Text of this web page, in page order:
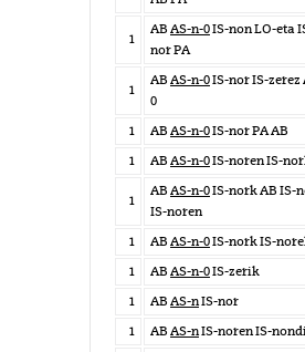
1
AB AS-n-0IS-non LO-eta
nor PA
1
AB AS-n-0IS-nor IS-zerez
0
1
AB AS-n-0IS-nor PA AB
1
AB AS-n-0IS-noren IS-
1
AB AS-n-0IS-nork AB IS-
IS-noren
1
AB AS-n-0IS-nork IS-
1
AB AS-n-0IS-zerik
1
AB AS-nIS-nor
1
AB AS-nIS-noren IS-